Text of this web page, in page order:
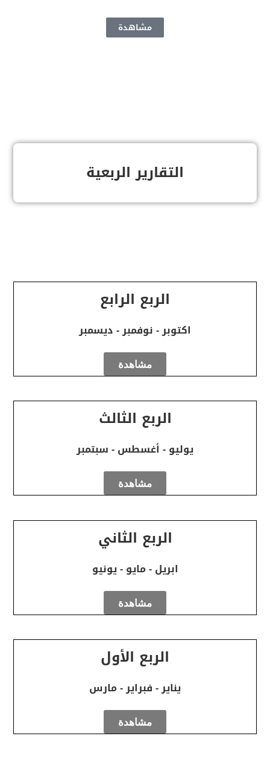
مشاهدة
التقارير الربعية
الربع الرابع
اكتوبر - نوفمبر - ديسمبر
مشاهدة
الربع الثالث
يوليو - أغسطس - سبتمبر
مشاهدة
الربع الثاني
ابريل - مايو - يونيو
مشاهدة
الربع الأول
يناير - فبراير - مارس
مشاهدة